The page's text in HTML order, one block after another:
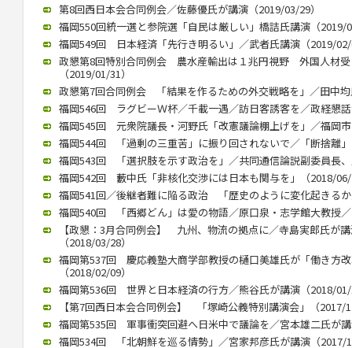
第8回西日本会合同例会／佐藤優氏が講演（2019/03/29）
福岡550回統一選と参院選「自民は厳しい」橋詰氏講演（2019/
福岡549回 日本経済「先行き明るい」／武者氏講演（2019/
政懇第8回特別合同例会 農水産輸出は１兆円視野 外国人材受
（2019/01/31）
政懇第7回合同例会 「結果を作るための外交戦略を」／田中
福岡546回 ラグビーＷ杯／千載一遇／訪日客誘客を／政経懇
福岡545回 元衆院議長・河野氏「改憲議論棚上げを」／福岡
福岡544回 「過剰の三重苦」に振り回されないで／「断捨離
福岡543回 「選択肢を示す政治を」／共同通信論説副委員長
福岡542回 藪中氏「非核化交渉には日本も関与を」（2018/
福岡541回／後継者難に陥る政治 「歴史のように変化起きる
福岡540回 「西郷どん」は愛の物語／原口泉・志学館大教授
【政懇：3月合同例会】 九州、物流の拠点に／寺島実郎氏が
（2018/03/28）
福岡第537回 慶応義塾大商学部教授の樋口美雄氏が「働き方
（2018/02/09）
福岡第536回 世界と日本経済の行方／熊谷氏が講演（2018/
【第7回西日本会合同例会】 「塚崎公義特別講演会」（2017/
福岡第535回 軍事衝突回避へ日米中で議論を／宮本雄二氏が
福岡534回 「北朝鮮を巡る情勢」／宮家邦彦氏が講演（2017/